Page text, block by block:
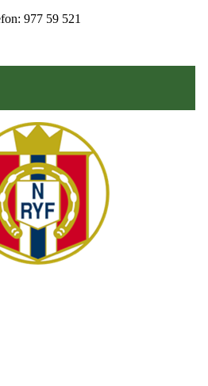
977 59 521